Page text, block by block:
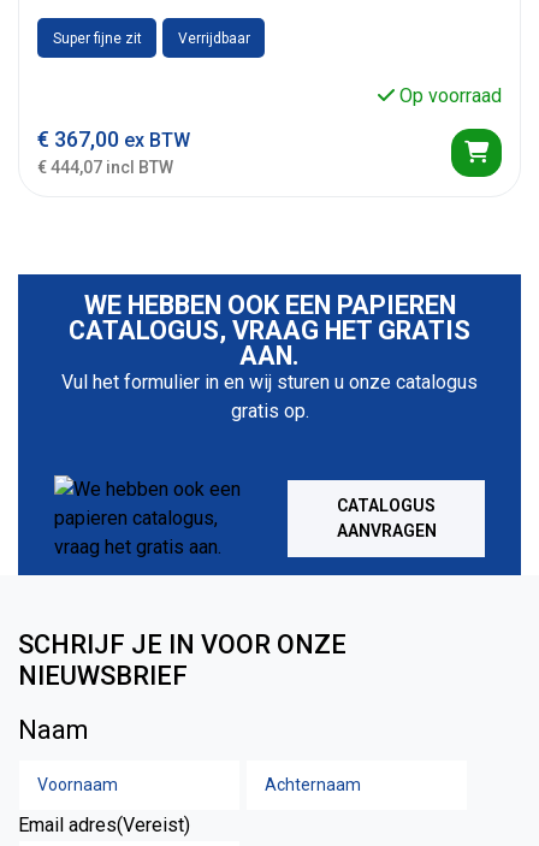
Super fijne zit Verrijdbaar
Op voorraad
€ 367,00 ex BTW
€ 444,07 incl BTW
WE HEBBEN OOK EEN PAPIEREN
CATALOGUS, VRAAG HET GRATIS
AAN.
Vul het formulier in en wij sturen u onze catalogus
gratis op.
CATALOGUS
AANVRAGEN
SCHRIJF JE IN VOOR ONZE
NIEUWSBRIEF
Naam
Voornaam
Email adres(Vereist)